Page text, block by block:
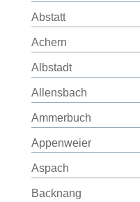
Abstatt
Achern
Albstadt
Allensbach
Ammerbuch
Appenweier
Aspach
Backnang